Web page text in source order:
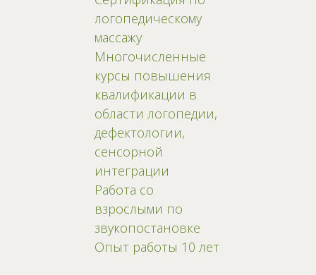
логопедическому
массажу
Многочисленные
курсы повышения
квалификации в
области логопедии,
дефектологии,
сенсорной
интеграции
Работа со
взрослыми по
звукопостановке
Опыт работы 10 лет